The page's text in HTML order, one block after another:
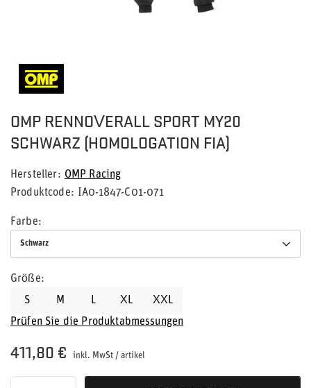
OMP RENNOVERALL SPORT MY20
SCHWARZ (HOMOLOGATION FIA)
Hersteller
OMP Racing
Produktcode
IA0-1847-C01-071
Farbe
Schwarz
Größe
S
M L XL
XXL
Prüfen Sie die Produktabmessungen
411,80 € inkl. MwSt / artikel